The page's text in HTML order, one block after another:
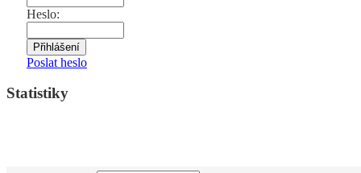
Heslo:
Poslat heslo
Statistiky